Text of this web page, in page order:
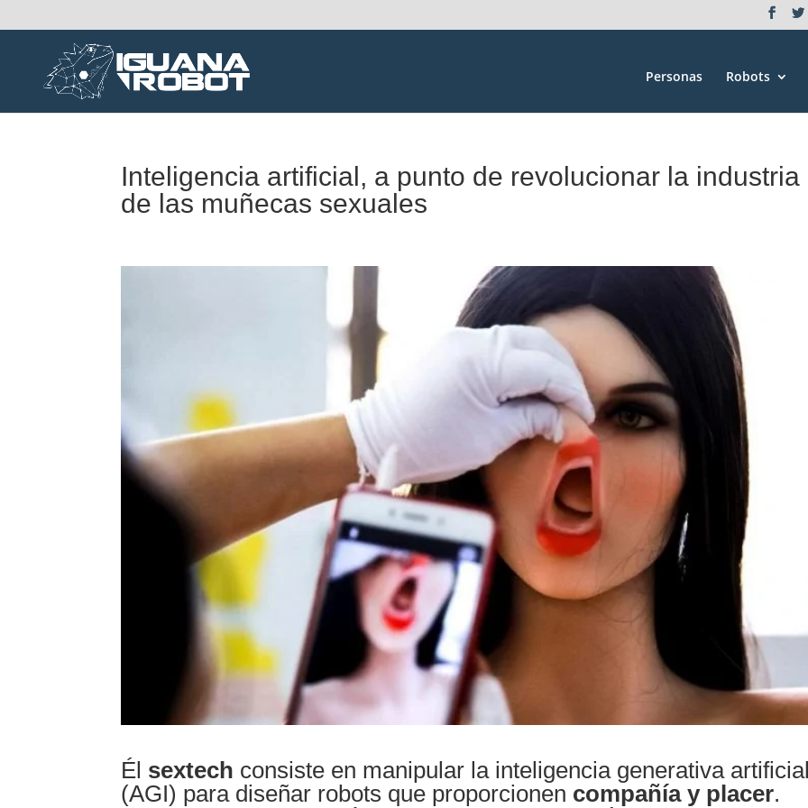
Personas Robots
Inteligencia artificial, a punto de revolucionar la industria
de las muñecas sexuales
Él sextech consiste en manipular la inteligencia generativa
(AGI) para diseñar robots que proporcionen compañía y placer.